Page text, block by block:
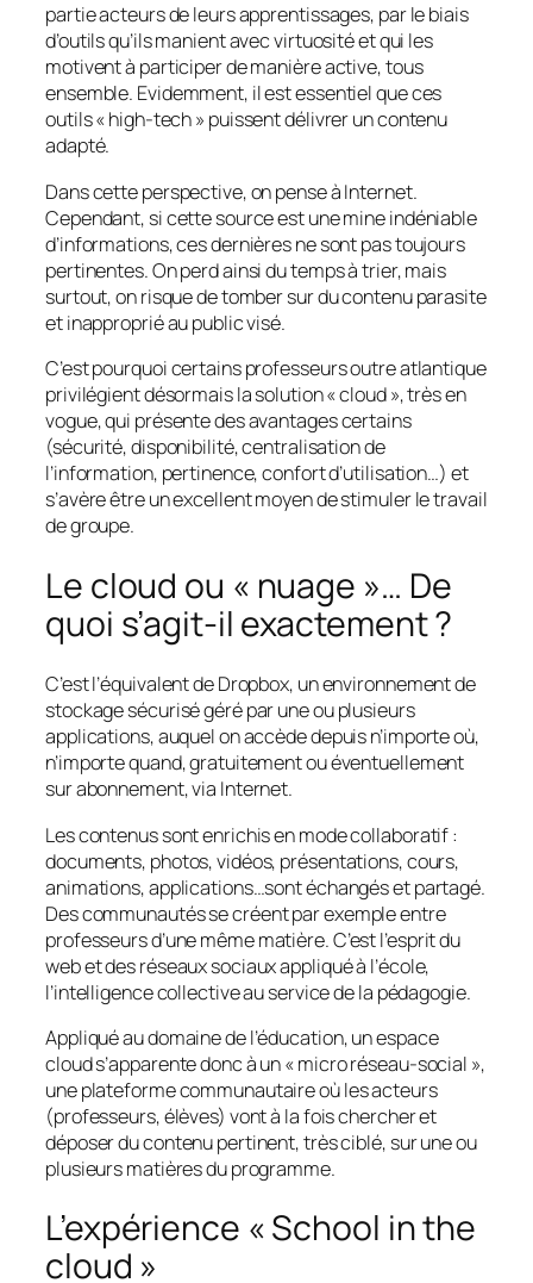
partie acteurs de leurs apprentissages, par le biais
d’outils qu’ils manient avec virtuosité et qui les
motivent à participer de manière active, tous
ensemble. Evidemment, il est essentiel que ces
outils «high-tech» puissent délivrer un contenu
adapté.
Dans cette perspective, on pense à Internet.
Cependant, si cette source est une mine indéniable
d’informations, ces dernières ne sont pas toujours
pertinentes. On perd ainsi du temps à trier, mais
surtout, on risque de tomber sur du contenu parasite
et inapproprié au public visé.
C’est pourquoi certains professeurs outre atlantique
privilégient désormais la solution « cloud », très en
vogue, qui présente des avantages certains
(sécurité, disponibilité, centralisation de
l’information, pertinence, confort d’utilisation…) et
s’avère être un excellent moyen de stimuler le travail
de groupe.
Le cloud ou « nuage »… De
quoi s’agit-il exactement ?
C’est l’équivalent de Dropbox, un environnement de
stockage sécurisé géré par une ou plusieurs
applications, auquel on accède depuis n’importe où,
n’importe quand, gratuitement ou éventuellement
sur abonnement, via Internet.
Les contenus sont enrichis en mode collaboratif :
documents, photos, vidéos, présentations, cours,
animations, applications…sont échangés et partagé.
Des communautés se créent par exemple entre
professeurs d’une même matière. C’est l’esprit du
web et des réseaux sociaux appliqué à l’école,
l’intelligence collective au service de la pédagogie.
Appliqué au domaine de l’éducation, un espace
cloud s’apparente donc à un « micro réseau-social »,
une plateforme communautaire où les acteurs
(professeurs, élèves) vont à la fois chercher et
déposer du contenu pertinent, très ciblé, sur une ou
plusieurs matières du programme.
L’expérience « School in the
cloud »